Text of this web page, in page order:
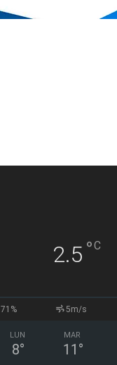
2.5 °C
71% 5m/s
LUN
8°
MAR
11 °